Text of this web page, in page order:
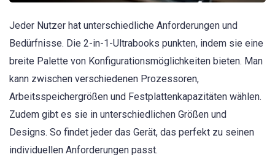
Jeder Nutzer hat unterschiedliche Anforderungen und
Bedürfnisse. Die 2-in-1-Ultrabooks punkten, indem sie eine
breite Palette von Konfigurationsmöglichkeiten bieten. Man
kann zwischen verschiedenen Prozessoren,
Arbeitsspeichergrößen und Festplattenkapazitäten wählen.
Zudem gibt es sie in unterschiedlichen Größen und
Designs. So findet jeder das Gerät, das perfekt zu seinen
individuellen Anforderungen passt.